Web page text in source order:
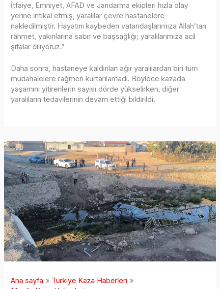
İtfaiye, Emniyet, AFAD ve Jandarma ekipleri hızla olay
yerine intikal etmiş, yaralılar çevre hastanelere
nakledilmiştir. Hayatını kaybeden vatandaşlarımıza Allah’tan
rahmet, yakınlarına sabır ve başsağlığı; yaralılarımıza acil
şifalar diliyoruz.”
Daha sonra, hastaneye kaldırılan ağır yaralılardan biri tüm
müdahalelere rağmen kurtarılamadı. Böylece kazada
yaşamını yitirenlerin sayısı dörde yükselirken, diğer
yaralıların tedavilerinin devam ettiği bildirildi.
Ana sayfa
Türkiye Kaza Haberleri